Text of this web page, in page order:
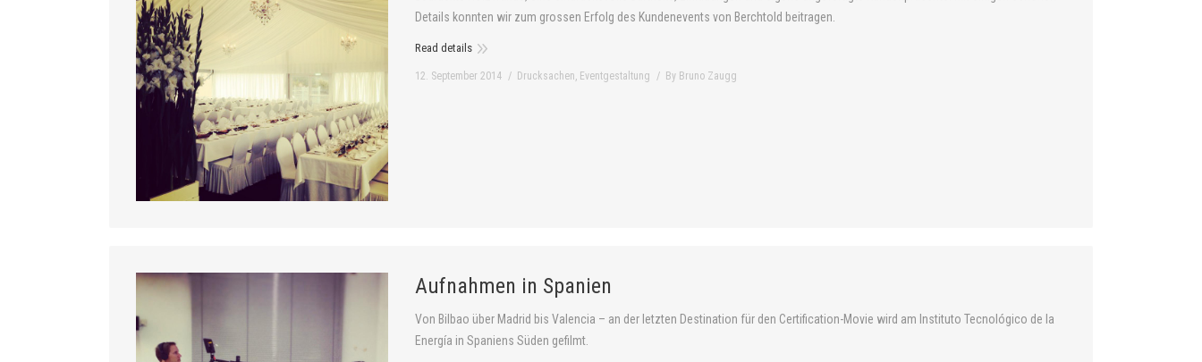
Details konnten wir zum grossen Erfolg des Kundenevents von Berchtold beitragen.
Read details
12. September 2014 Drucksachen, Eventgestaltung By Bruno Zaugg
Aufnahmen in Spanien
Von Bilbao über Madrid bis Valencia – an der letzten Destination für den Certification-Movie wird am Instituto Tecnológico de la
Energía in Spaniens Süden gefilmt.